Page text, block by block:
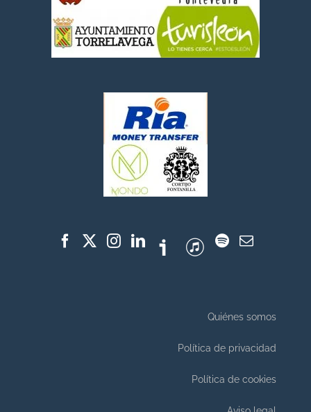
Quiénes somos
Política de privacidad
Política de cookies